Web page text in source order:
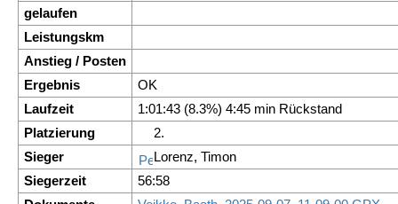
gelaufen
Leistungskm
Anstieg / Posten
Ergebnis
OK
Laufzeit
1:01:43 (8.3%) 4:45 min Rückstand
Platzierung
2.
Sieger
Lorenz, Timon
Siegerzeit
56:58